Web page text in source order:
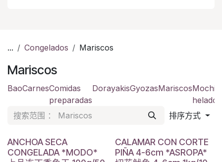
... Congelados Mariscos
Mariscos
BaoCarnesComidas
preparadas
DorayakisGyozasMariscosMochis
helado
排序方式
ANCHOA SECA
CONGELADA *MODO*
CALAMAR CON CORTE
PIÑA 4-6cm *ASROPA*